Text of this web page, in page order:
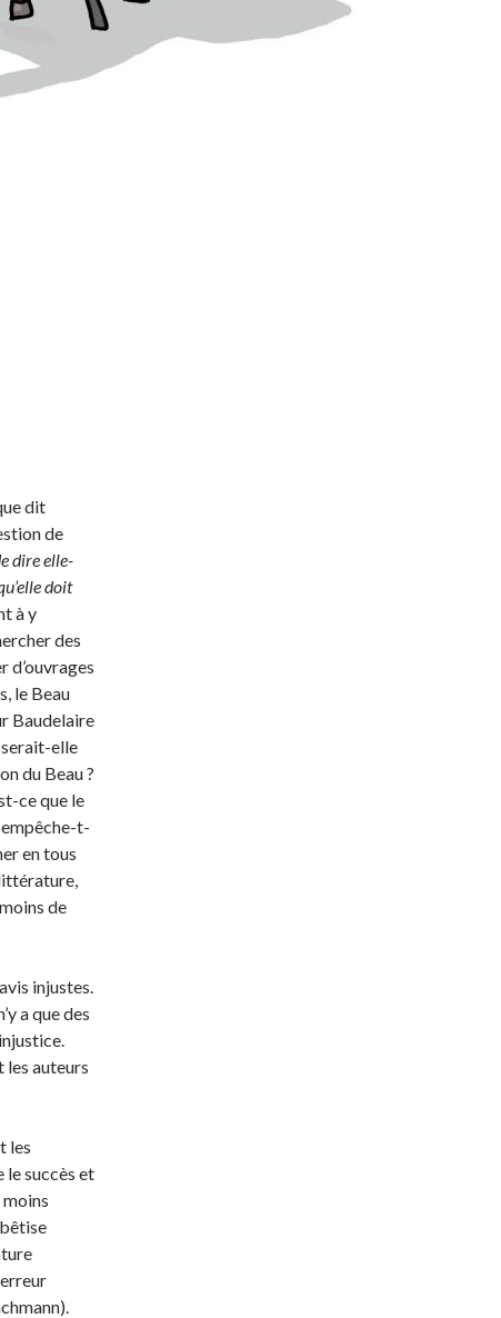
dit
de
dire elle-
doit
à y
des
d’ouvrages
le Beau
Baudelaire
serait-elle
du Beau ?
ce que le
empêche-t-
en tous
de
injustes.
a que des
les auteurs
les
succès et
moins